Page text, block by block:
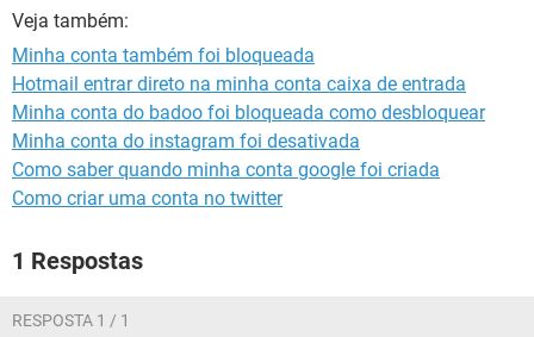
GUIA DE COMPRAS
Veja também:
Minha conta também foi bloqueada
Hotmail entrar direto na minha conta caixa de entrada
Minha conta do badoo foi bloqueada como desbloquear
Minha conta do instagram foi desativada
Como saber quando minha conta google foi criada
Como criar uma conta no twitter
1 Respostas
RESPOSTA 1 / 1